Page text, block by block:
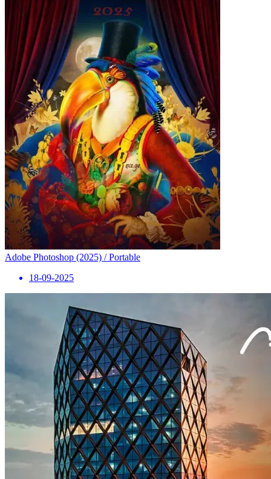
Adobe Photoshop (2025) / Portable
18-09-2025